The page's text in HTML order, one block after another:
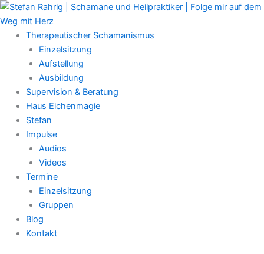
Zum
Inhalt
springenTherapeutischer Schamanismus
Einzelsitzung
Aufstellung
Ausbildung
Supervision & Beratung
Haus Eichenmagie
Stefan
Impulse
Audios
Videos
Termine
Einzelsitzung
Gruppen
Blog
Kontakt
Main
Menu